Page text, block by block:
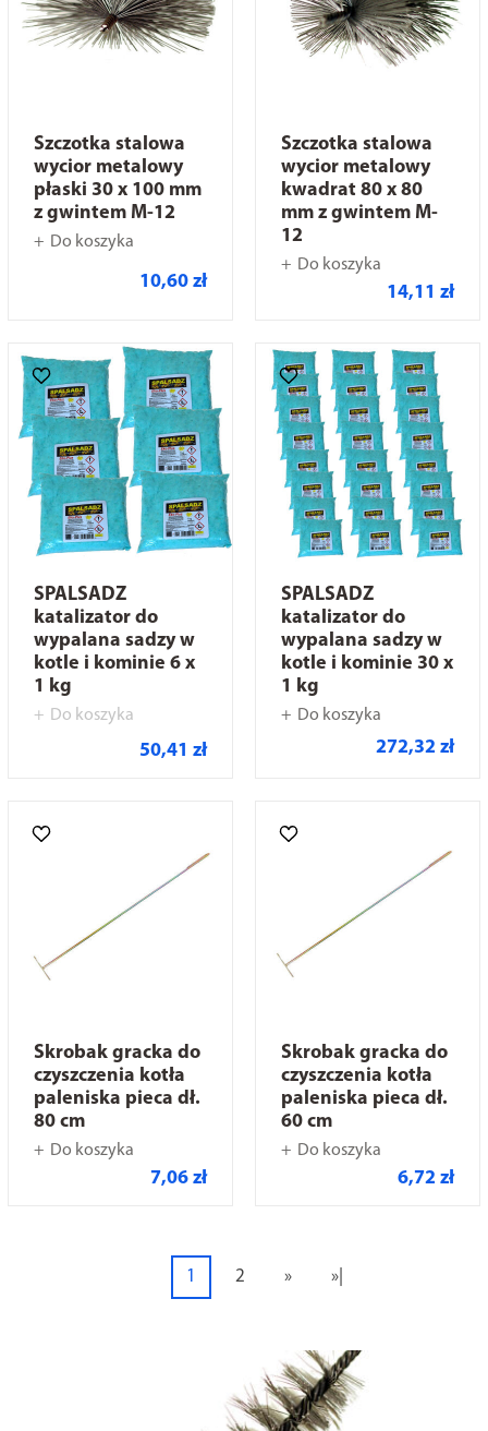
Szczotka stalowa
wycior metalowy
płaski 30 x 100 mm
z gwintem M-12
Do koszyka
10,60 zł
Szczotka stalowa
wycior metalowy
kwadrat 80 x 80
mm z gwintem M-
12
Do koszyka
14,11 zł
SPALSADZ
katalizator do
wypalana sadzy w
kotle i kominie 6 x
1 kg
Do koszyka
50,41 zł
SPALSADZ
katalizator do
wypalana sadzy w
kotle i kominie 30 x
1 kg
Do koszyka
272,32 zł
Skrobak gracka do
czyszczenia kotła
paleniska pieca dł.
80 cm
Do koszyka
7,06 zł
Skrobak gracka do
czyszczenia kotła
paleniska pieca dł.
60 cm
Do koszyka
6,72 zł
1 2 » »|